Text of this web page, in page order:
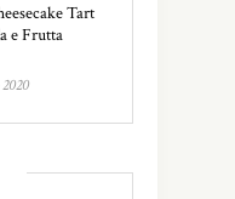
Tart
e Frutta